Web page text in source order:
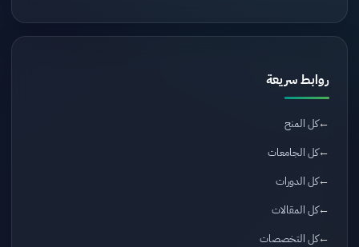
روابط سريعة
كل المنح
كل الجامعات
كل الدورات
كل المقالات
كل التخصصات